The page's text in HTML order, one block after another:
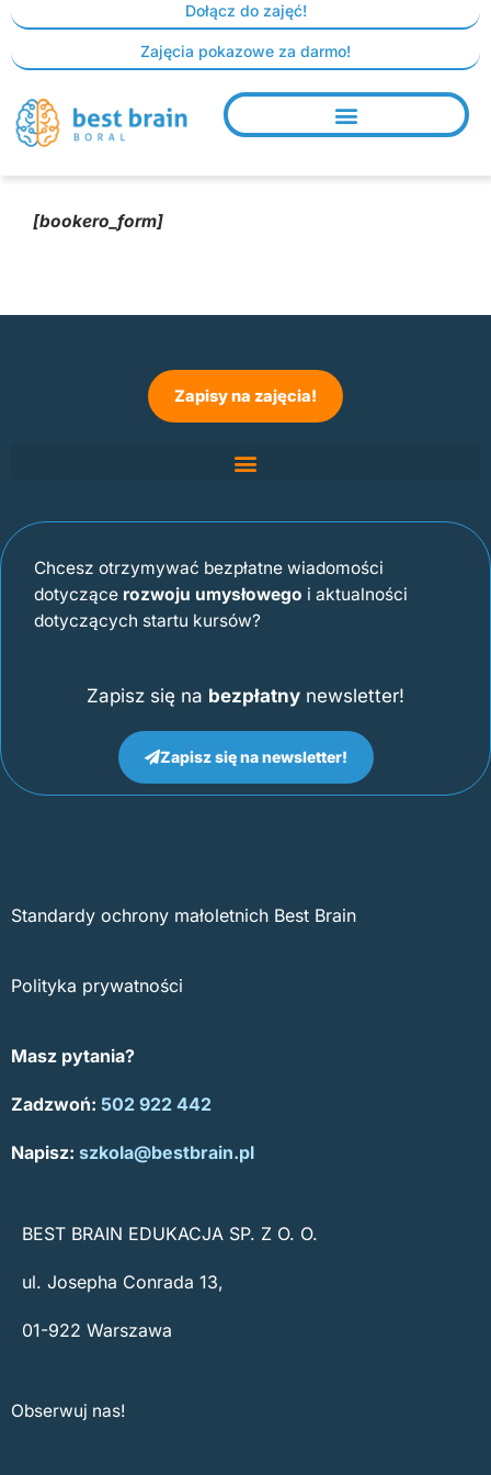
Skip
content
Dołącz do zajęć!
Zajęcia pokazowe za darmo!
[bookero_form]
Zapisy na zajęcia!
Chcesz otrzymywać bezpłatne wiadomości
dotyczące rozwoju umysłowego i aktualności
dotyczących startu kursów?
Zapisz się na bezpłatny newsletter!
Zapisz się na newsletter!
Standardy ochrony małoletnich Best Brain
Polityka prywatności
Masz pytania?
Zadzwoń: 502 922 442
Napisz: szkola@bestbrain.pl
BEST BRAIN EDUKACJA SP. Z O. O.
ul. Josepha Conrada 13,
01-922 Warszawa
Obserwuj nas!